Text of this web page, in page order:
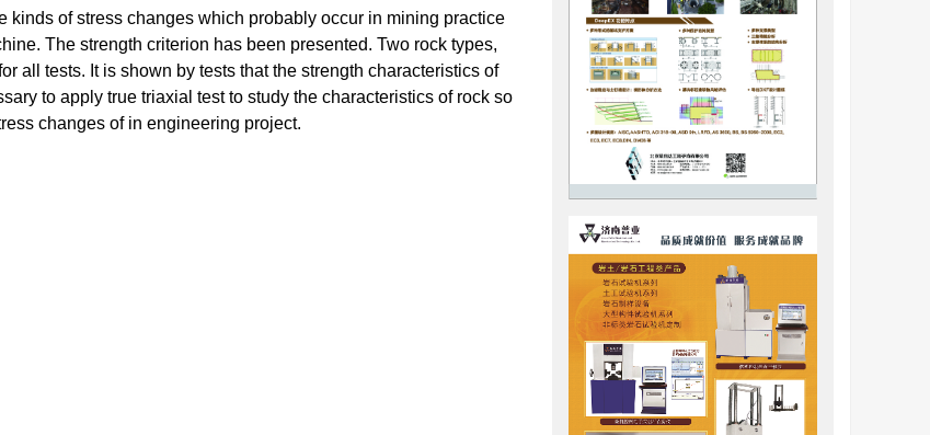
kinds of stress changes which probably occur in mining practice
The strength criterion has been presented. Two rock types,
all tests. It is shown by tests that the strength characteristics of
to apply true triaxial test to study the characteristics of rock so
changes of in engineering project.